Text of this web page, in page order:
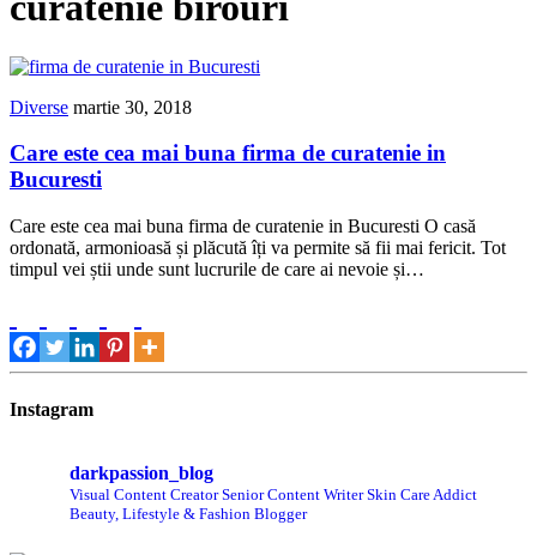
Diverse martie 30, 2018
Care este cea mai buna firma de curatenie in
Bucuresti
Care este cea mai buna firma de curatenie in Bucuresti O casă
ordonată, armonioasă și plăcută îți va permite să fii mai fericit. Tot
timpul vei știi unde sunt lucrurile de care ai nevoie și…
Instagram
darkpassion_blog
Visual Content CreatorSenior Content WriterSkin Care Addict
Beauty, Lifestyle & Fashion Blogger